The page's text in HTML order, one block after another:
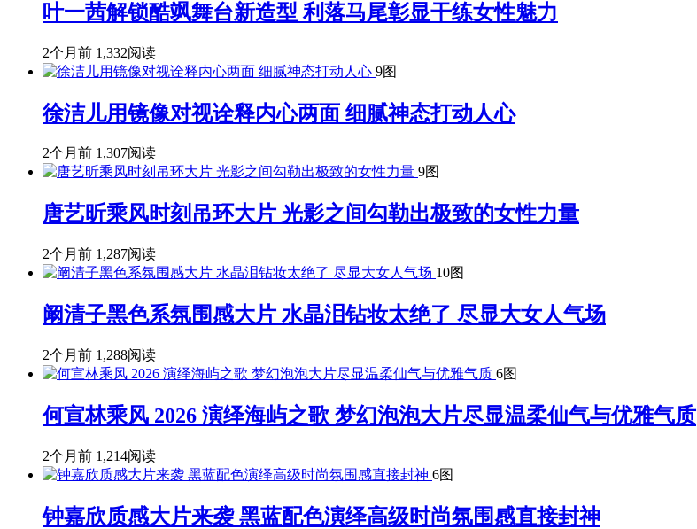
叶一茜解锁酷飒舞台新造型 利落马尾彰显干练女性魅力
2个月前 1,332阅读
9图
徐洁儿用镜像对视诠释内心两面 细腻神态打动人心
2个月前 1,307阅读
9图
唐艺昕乘风时刻吊环大片 光影之间勾勒出极致的女性力量
2个月前 1,287阅读
10图
阚清子黑色系氛围感大片 水晶泪钻妆太绝了 尽显大女人气场
2个月前 1,288阅读
6图
何宣林乘风 2026 演绎海屿之歌 梦幻泡泡大片尽显温柔仙气与优雅气质
2个月前 1,214阅读
6图
钟嘉欣质感大片来袭 黑蓝配色演绎高级时尚氛围感直接封神